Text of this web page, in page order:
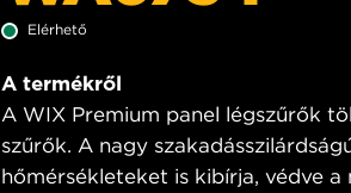
Elérhető
A termékről
A WIX Premium panel légszűrők
szűrők. A nagy
hőmérsékleteket is kibírja, védve